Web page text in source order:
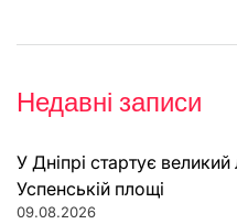
Недавні записи
У Дніпрі стартує великий
Успенській площі
09.08.2026